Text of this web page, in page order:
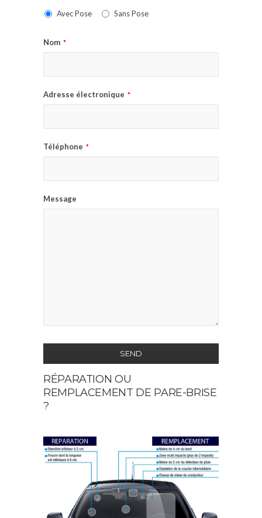
Avec Pose Sans Pose
Nom *
Adresse électronique *
Téléphone *
Message
SEND
This
field
should
left
blank
RÉPARATION OU
REMPLACEMENT DE PARE-BRISE
?